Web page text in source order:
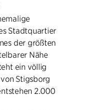
Stadtquartier
der größten
Nähe
ein völlig
Stigsborg
2.000